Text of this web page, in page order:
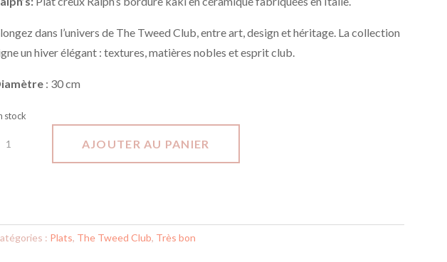
dans l’univers de The Tweed Club, entre art, design et héritage. La collection
un hiver élégant : textures, matières nobles et esprit club.
: 30 cm
stock
AJOUTER AU PANIER
: Plats, The Tweed Club, Très bon